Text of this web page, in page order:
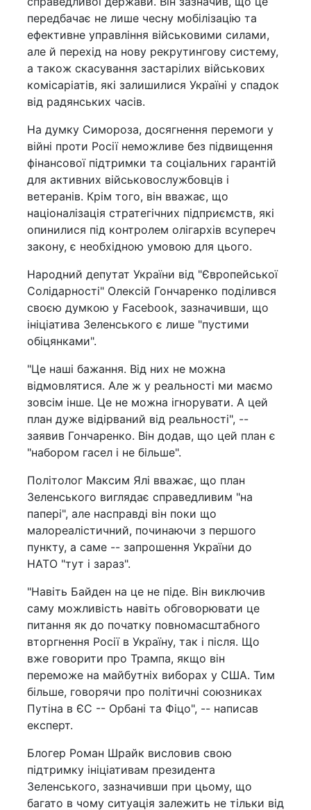
передбачає не лише чесну мобілізацію та
ефективне управління військовими силами,
але й перехід на нову рекрутингову систему,
а також скасування застарілих військових
комісаріатів, які залишилися Україні у спадок
від радянських часів.
На думку Симороза, досягнення перемоги у
війні проти Росії неможливе без підвищення
фінансової підтримки та соціальних гарантій
для активних військовослужбовців і
ветеранів. Крім того, він вважає, що
націоналізація стратегічних підприємств, які
опинилися під контролем олігархів всупереч
закону, є необхідною умовою для цього.
Народний депутат України від "Європейської
Солідарності" Олексій Гончаренко поділився
своєю думкою у Facebook, зазначивши, що
ініціатива Зеленського є лише "пустими
обіцянками".
"Це наші бажання. Від них не можна
відмовлятися. Але ж у реальності ми маємо
зовсім інше. Це не можна ігнорувати. А цей
план дуже відірваний від реальності", --
заявив Гончаренко. Він додав, що цей план є
"набором гасел і не більше".
Політолог Максим Ялі вважає, що план
Зеленського виглядає справедливим "на
папері", але насправді він поки що
малореалістичний, починаючи з першого
пункту, а саме -- запрошення України до
НАТО "тут і зараз".
"Навіть Байден на це не піде. Він виключив
саму можливість навіть обговорювати це
питання як до початку повномасштабного
вторгнення Росії в Україну, так і після. Що
вже говорити про Трампа, якщо він
переможе на майбутніх виборах у США. Тим
більше, говорячи про політичні союзниках
Путіна в ЄС -- Орбані та Фіцо", -- написав
експерт.
Блогер Роман Шрайк висловив свою
підтримку ініціативам президента
Зеленського, зазначивши при цьому, що
багато в чому ситуація залежить не тільки від